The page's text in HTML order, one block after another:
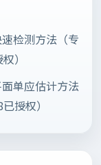
检测方法（专
）
单应估计方法
授权）